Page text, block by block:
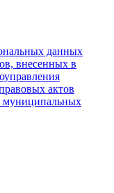
данных
внесенных в
актов
муниципальных